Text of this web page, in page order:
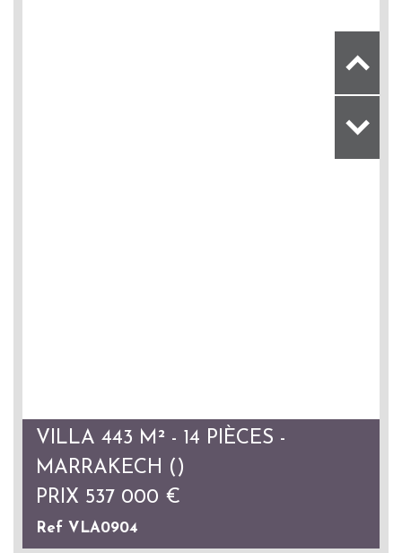
VILLA 443 M² - 14 PIÈCES -
MARRAKECH ()
PRIX 537 000 €
Ref VLA0904